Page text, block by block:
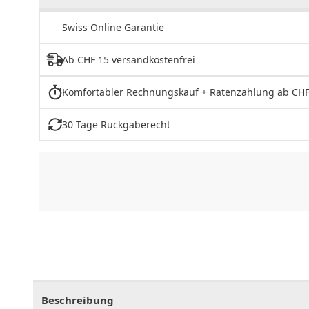
Swiss Online Garantie
Ab CHF 15 versandkostenfrei
Komfortabler Rechnungskauf + Ratenzahlung ab
30 Tage Rückgaberecht
Beschreibung